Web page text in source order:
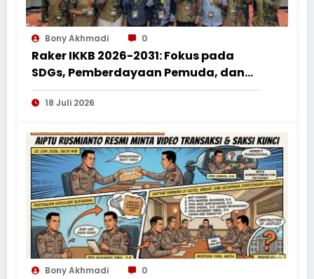
Bony Akhmadi 0
Raker IKKB 2026-2031: Fokus pada
SDGs, Pemberdayaan Pemuda, dan
Penguatan Bantuan Hukum bagi
Perantau Kalbar
18 Juli 2026
Bony Akhmadi 0